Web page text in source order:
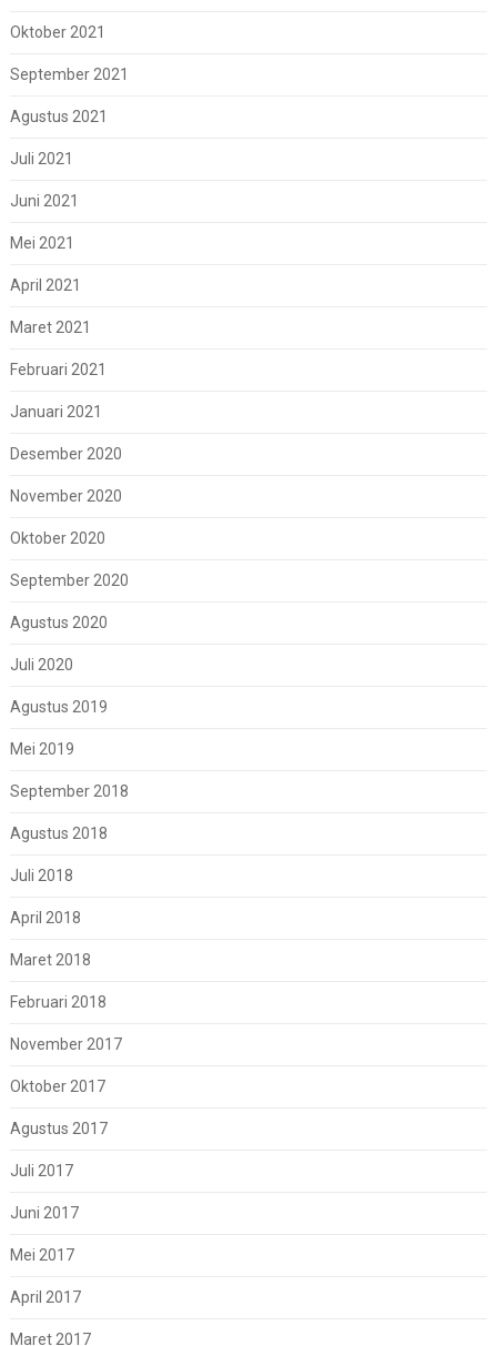
Oktober 2021
September 2021
Agustus 2021
Juli 2021
Juni 2021
Mei 2021
April 2021
Maret 2021
Februari 2021
Januari 2021
Desember 2020
November 2020
Oktober 2020
September 2020
Agustus 2020
Juli 2020
Agustus 2019
Mei 2019
September 2018
Agustus 2018
Juli 2018
April 2018
Maret 2018
Februari 2018
November 2017
Oktober 2017
Agustus 2017
Juli 2017
Juni 2017
Mei 2017
April 2017
Maret 2017